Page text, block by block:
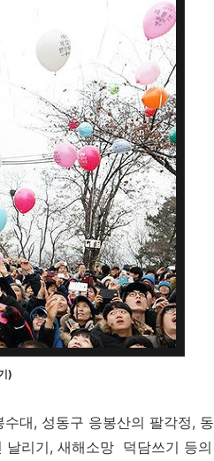
)
대, 성동구 응봉산의 팔각정, 동
날리기, 새해소망 덕담쓰기 등의